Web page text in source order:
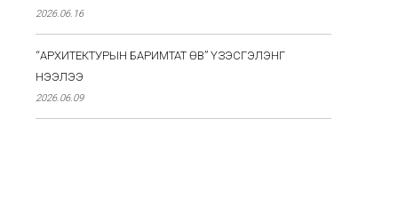
2026.06.16
“АРХИТЕКТУРЫН БАРИМТАТ ӨВ” ҮЗЭСГЭЛЭНГ
НЭЭЛЭЭ
2026.06.09